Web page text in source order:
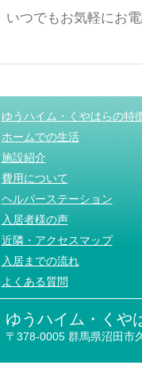
いつでもお気軽にお
ゆうハイム・くやはらの特
ホームでの生活
施設紹介
費用について
ヘルパーステーション
入居者様の声
近隣・アクセスマップ
入居までの流れ
よくある質問
ゆうハイム・くや
〒378-0005 群馬県沼田市